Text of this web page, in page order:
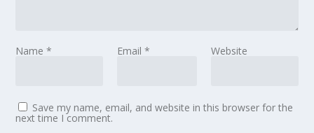
Name* Email * Website
Save my name, email, and website in this browser for the
next time I comment.